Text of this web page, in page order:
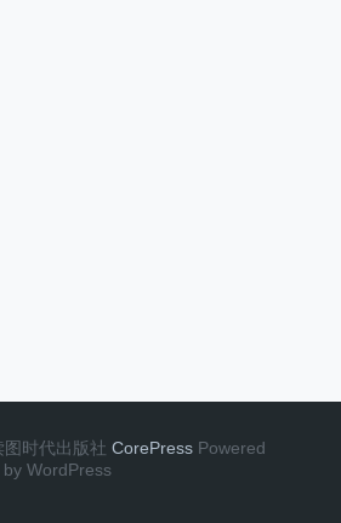
时代出版社 CorePress Powered
by WordPress